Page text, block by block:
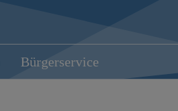
Bürgerservice